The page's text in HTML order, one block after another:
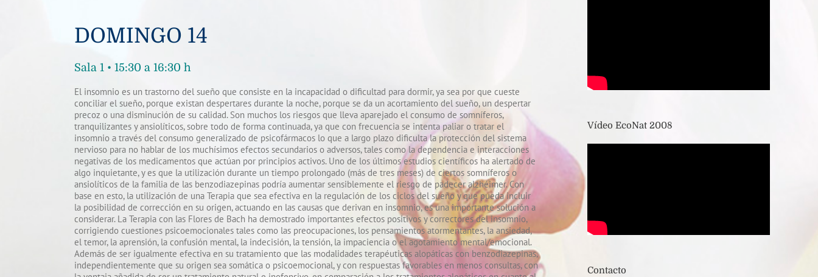
DOMINGO 14
Sala 1 • 15:30 a 16:30 h
El insomnio es un trastorno del sueño que consiste en la incapacidad o dificultad para dormir, ya sea por que cueste
conciliar el sueño, porque existan despertares durante la noche, porque se da un acortamiento del sueño, un despertar
precoz o una disminución de su calidad. Son muchos los riesgos que lleva aparejado el consumo de somníferos,
tranquilizantes y ansiolíticos, sobre todo de forma continuada, ya que con frecuencia se intenta paliar o tratar el
insomnio a través del consumo generalizado de psicofármacos lo que a largo plazo dificulta la protección del sistema
nervioso para no hablar de los muchísimos efectos secundarios o adversos, tales como la dependencia e interacciones
negativas de los medicamentos que actúan por principios activos. Uno de los últimos estudios científicos ha alertado de
algo inquietante, y es que la utilización durante un tiempo prolongado (más de tres meses) de ciertos somníferos o
ansiolíticos de la familia de las benzodiazepinas podría aumentar sensiblemente el riesgo de padecer alzhéimer. Con
base en esto, la utilización de una Terapia que sea efectiva en la regulación de los ciclos del sueño y que pueda incluir
la posibilidad de corrección en su origen, actuando en las causas que derivan en insomnio, es una importante solución a
considerar. La Terapia con las Flores de Bach ha demostrado importantes efectos positivos y correctores del insomnio,
corrigiendo cuestiones psicoemocionales tales como las preocupaciones, los pensamientos atormentantes, la ansiedad,
el temor, la aprensión, la confusión mental, la indecisión, la tensión, la impaciencia o el agotamiento mental/emocional.
Además de ser igualmente efectiva en su tratamiento que las modalidades terapéuticas alopáticas con benzodiazepinas,
independientemente que su origen sea somática o psicoemocional, y con respuestas favorables en menos consultas, con
Vídeo EcoNat 2008
Contacto